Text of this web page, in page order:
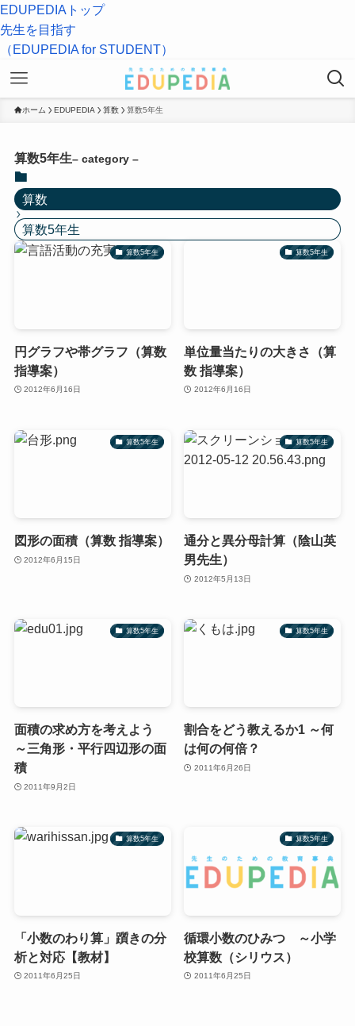
EDUPEDIAトップ
先生を目指す
（EDUPEDIA for STUDENT）
ホーム EDUPEDIA 算数 算数5年生
算数5年生– category –
算数
算数5年生
算数5年生
円グラフや帯グラフ（算数
指導案）
2012年6月16日
算数5年生
単位量当たりの大きさ（算
数 指導案）
2012年6月16日
算数5年生
図形の面積（算数 指導案）
2012年6月15日
算数5年生
通分と異分母計算（陰山英
男先生）
2012年5月13日
算数5年生
面積の求め方を考えよう
～三角形・平行四辺形の面
積
2011年9月2日
算数5年生
割合をどう教えるか1 ～何
は何の何倍？
2011年6月26日
算数5年生
「小数のわり算」躓きの分
析と対応【教材】
2011年6月25日
算数5年生
循環小数のひみつ ～小学
校算数（シリウス）
2011年6月25日